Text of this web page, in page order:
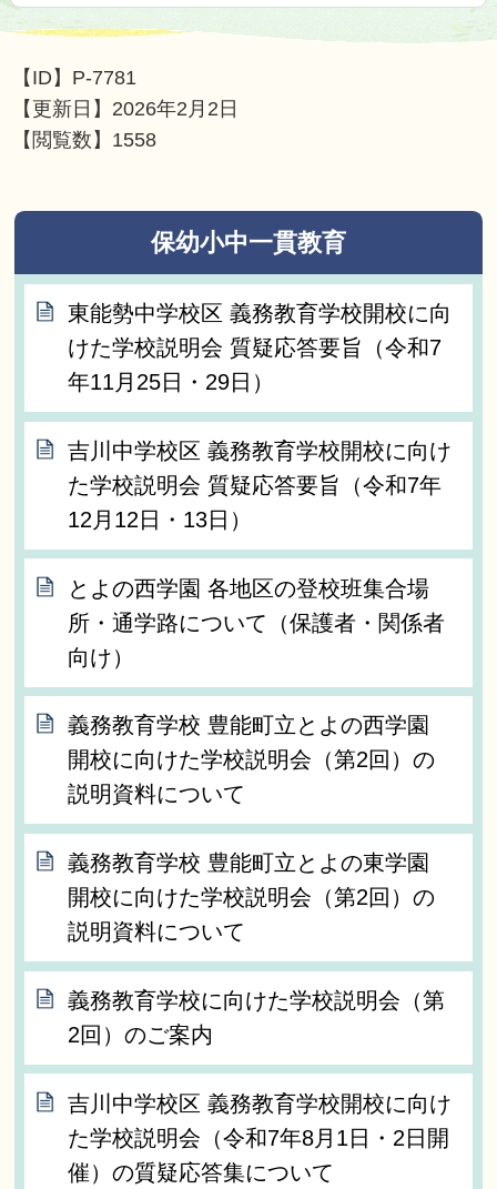
【ID】 P-7781
【更新日】 2026年2月2日
【閲覧数】 1558
保幼小中一貫教育
東能勢中学校区 義務教育学校開校に向
けた学校説明会 質疑応答要旨（令和7
年11月25日・29日）
吉川中学校区 義務教育学校開校に向け
た学校説明会 質疑応答要旨（令和7年
12月12日・13日）
とよの西学園 各地区の登校班集合場
所・通学路について（保護者・関係者
向け）
義務教育学校 豊能町立とよの西学園
開校に向けた学校説明会（第2回）の
説明資料について
義務教育学校 豊能町立とよの東学園
開校に向けた学校説明会（第2回）の
説明資料について
義務教育学校に向けた学校説明会（第
2回）のご案内
吉川中学校区 義務教育学校開校に向け
た学校説明会（令和7年8月1日・2日開
催）の質疑応答集について